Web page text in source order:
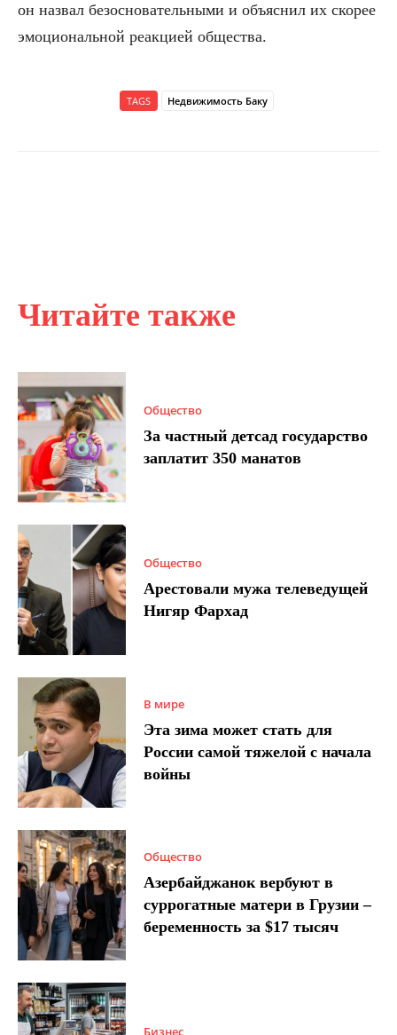
Читайте также
Общество
За частный детсад государство
заплатит 350 манатов
Общество
Арестовали мужа телеведущей
Нигяр Фархад
В мире
Эта зима может стать для
России самой тяжелой с начала
войны
Общество
Азербайджанок вербуют в
суррогатные матери в Грузии –
беременность за $17 тысяч
Бизнес
он назвал безосновательными и объяснил их скорее
эмоциональной реакцией общества.
TAGS Недвижимость Баку